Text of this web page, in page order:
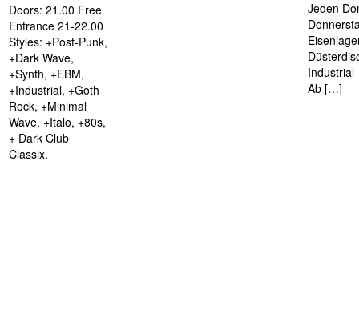
Doors: 21.00 Free
Entrance 21-22.00
Styles: +Post-Punk,
+Dark Wave,
+Synth, +EBM,
+Industrial, +Goth
Rock, +Minimal
Wave, +Italo, +80s,
+ Dark Club
Classix.
Jeden
Industrial
Ab […]